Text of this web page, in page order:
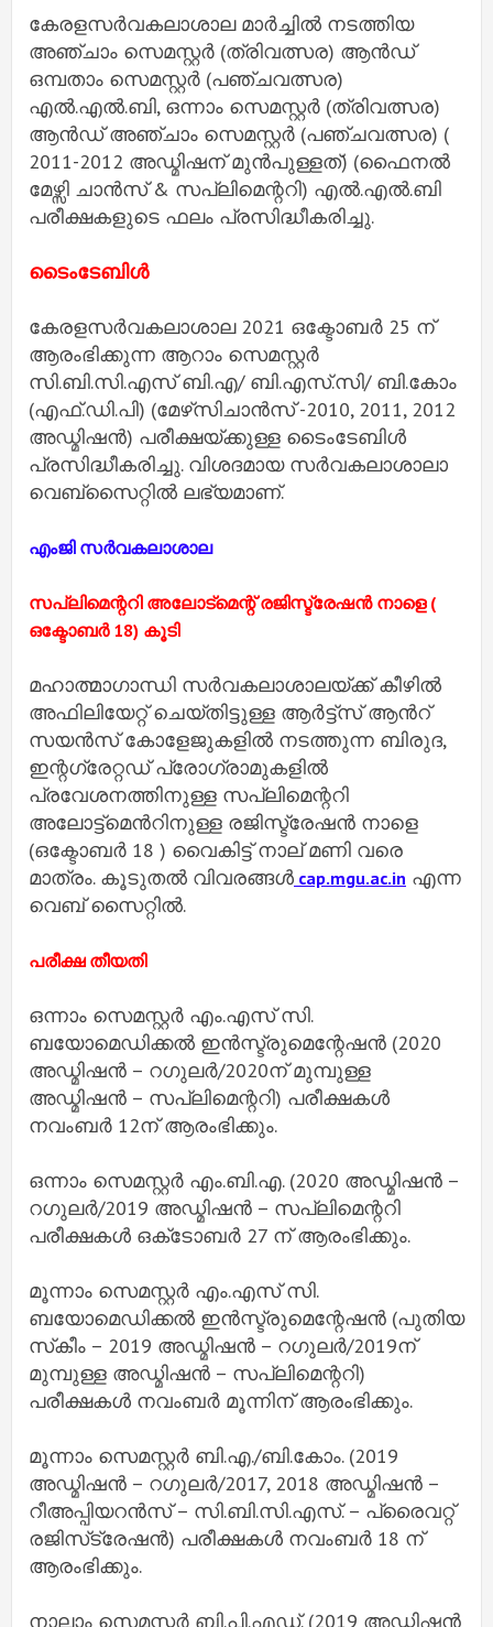
കേരളസര്‍വകലാശാല മാര്‍ച്ചില്‍ നടത്തിയ
അഞ്ചാം സെമസ്റ്റര്‍ (ത്രിവത്സര) ആന്‍ഡ്
ഒമ്പതാം സെമസ്റ്റര്‍ (പഞ്ചവത്സര)
എല്‍.എല്‍.ബി, ഒന്നാം സെമസ്റ്റര്‍ (ത്രിവത്സര)
ആന്‍ഡ് അഞ്ചാം സെമസ്റ്റര്‍ (പഞ്ചവത്സര) (
2011-2012 അഡ്മിഷന് മുന്‍പുള്ളത്) (ഫൈനല്‍
മേഴ്സി ചാന്‍സ് & സപ്ലിമെന്ററി) എല്‍.എല്‍.ബി
പരീക്ഷകളുടെ ഫലം പ്രസിദ്ധീകരിച്ചു.
ടൈംടേബിള്‍
കേരളസര്‍വകലാശാല 2021 ഒക്ടോബര്‍ 25 ന്
ആരംഭിക്കുന്ന ആറാം സെമസ്റ്റര്‍
സി.ബി.സി.എസ് ബി.എ/ ബി.എസ്.സി/ ബി.കോം
(എഫ്.ഡി.പി) (മേഴ്‌സിചാന്‍സ് -2010, 2011, 2012
അഡ്മിഷന്‍) പരീക്ഷയ്ക്കുള്ള ടൈംടേബിള്‍
പ്രസിദ്ധീകരിച്ചു. വിശദമായ സര്‍വകലാശാലാ
വെബ്‌സൈറ്റില്‍ ലഭ്യമാണ്.
എംജി സർവകലാശാല
സപ്ലിമെന്ററി അലോട്‌മെന്റ്‌ രജിസ്ട്രേഷൻ നാളെ (
ഒക്ടോബർ 18) കൂടി
മഹാത്മാഗാന്ധി സർവകലാശാലയ്ക്ക് കീഴിൽ
അഫിലിയേറ്റ് ചെയ്തിട്ടുള്ള ആർട്ട്സ് ആൻറ്
സയൻസ് കോളേജുകളിൽ നടത്തുന്ന ബിരുദ,
ഇന്റഗ്രേറ്റഡ് പ്രോഗ്രാമുകളിൽ
പ്രവേശനത്തിനുള്ള സപ്ലിമെന്ററി
അലോട്ട്മെൻറിനുള്ള രജിസ്ട്രേഷൻ നാളെ
(ഒക്ടോബർ 18 ) വൈകിട്ട് നാല് മണി വരെ
മാത്രം. കൂടുതൽ വിവരങ്ങൾ cap.mgu.ac.in എന്ന
വെബ് സൈറ്റിൽ.
പരീക്ഷ തീയതി
ഒന്നാം സെമസ്റ്റർ എം.എസ് സി.
ബയോമെഡിക്കൽ ഇൻസ്ട്രുമെന്റേഷൻ (2020
അഡ്മിഷൻ – റഗുലർ/2020ന് മുമ്പുള്ള
അഡ്മിഷൻ – സപ്ലിമെന്ററി) പരീക്ഷകൾ
നവംബർ 12ന് ആരംഭിക്കും.
ഒന്നാം സെമസ്റ്റർ എം.ബി.എ. (2020 അഡ്മിഷൻ –
റഗുലർ/2019 അഡ്മിഷൻ – സപ്ലിമെന്ററി
പരീക്ഷകൾ ഒക്‌ടോബർ 27 ന് ആരംഭിക്കും.
മൂന്നാം സെമസ്റ്റർ എം.എസ് സി.
ബയോമെഡിക്കൽ ഇൻസ്ട്രുമെന്റേഷൻ (പുതിയ
സ്‌കീം – 2019 അഡ്മിഷൻ – റഗുലർ/2019ന്
മുമ്പുള്ള അഡ്മിഷൻ – സപ്ലിമെന്ററി)
പരീക്ഷകൾ നവംബർ മൂന്നിന് ആരംഭിക്കും.
മൂന്നാം സെമസ്റ്റർ ബി.എ./ബി.കോം. (2019
അഡ്മിഷൻ – റഗുലർ/2017, 2018 അഡ്മിഷൻ –
റീഅപ്പിയറൻസ് – സി.ബി.സി.എസ്. – പ്രൈവറ്റ്
രജിസ്‌ട്രേഷൻ) പരീക്ഷകൾ നവംബർ 18 ന്
ആരംഭിക്കും.
നാലാം സെമസ്റ്റർ ബി.പി.എഡ്. (2019 അഡ്മിഷൻ